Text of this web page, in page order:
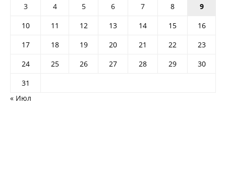
3 4 5 6 7 8
9
10
11 12 13 14 15
16
17
18 19 20 21 22
23
24
25 26 27 28 29
30
31
« Июл